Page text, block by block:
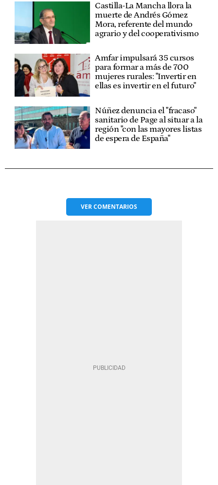
Castilla-La Mancha llora la
muerte de Andrés Gómez
Mora, referente del mundo
agrario y del cooperativismo
Amfar impulsará 35 cursos
para formar a más de 700
mujeres rurales: "Invertir en
ellas es invertir en el futuro"
Núñez denuncia el "fracaso"
sanitario de Page al situar a la
región "con las mayores listas
de espera de España"
VERCOMENTARIOS